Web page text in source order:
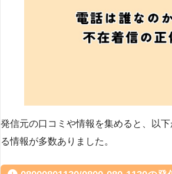
発信元の口コミや情報を集めると、以
る情報が多数ありました。